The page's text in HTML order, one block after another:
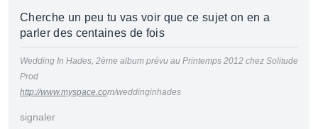
Cherche un peu tu vas voir que ce sujet on en a
parler des centaines de fois
Wedding In Hades, 2ème album prévu au Printemps 2012 chez Solitude
Prod
http://www.myspace.com/weddinginhades
signaler